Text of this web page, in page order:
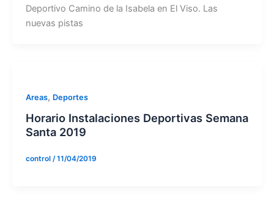
Deportivo Camino de la Isabela en El Viso. Las
nuevas pistas
Areas, Deportes
Horario Instalaciones Deportivas Semana
Santa 2019
control /11/04/2019